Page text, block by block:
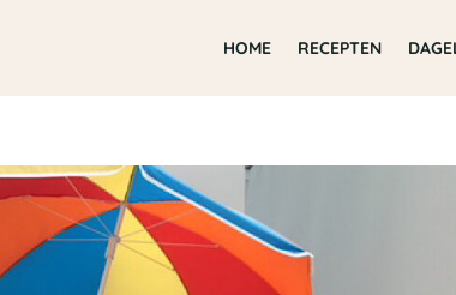
HOME RECEPTEN